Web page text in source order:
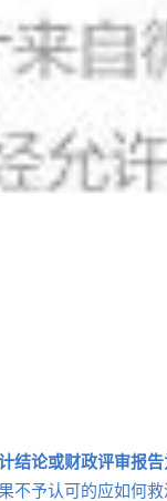
结论或财政评审报
不予认可的应如何救